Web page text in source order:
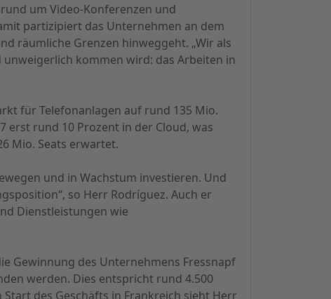
um Video-Konferenzen und
partizipiert das Unternehmen an dem
räumliche Grenzen hinweggeht. „Wir als
kommen wird: das Arbeiten in
für Telefonanlagen auf rund 135 Mio.
erst rund 10 Prozent in der Cloud, was
Mio. Seats erwartet.
und in Wachstum investieren. Und
so Herr Rodríguez. Auch er
Dienstleistungen wie
Gewinnung des Unternehmens Fressnapf
werden. Dies entspricht rund 4.500
des Geschäfts in Frankreich sieht Herr